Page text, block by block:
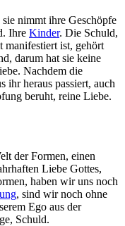
nimmt ihre Geschöpfe
Ihre Kinder. Die Schuld,
manifestiert ist, gehört
darum hat sie keine
Nachdem die
ihr heraus passiert, auch
beruht, reine Liebe.
der Formen, einen
Liebe Gottes,
haben wir uns noch
, sind wir noch ohne
Ego aus der
Schuld.